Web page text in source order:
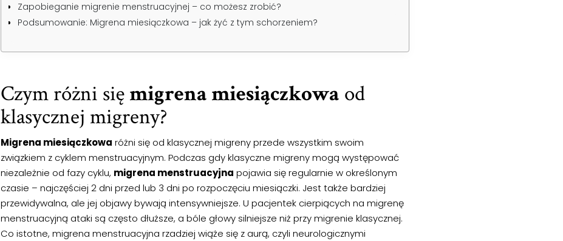
Zapobieganie migrenie menstruacyjnej – co możesz zrobić?
Podsumowanie: Migrena miesiączkowa – jak żyć z tym schorzeniem?
Czym różni się migrena miesiączkowa od
klasycznej migreny?
Migrena miesiączkowa różni się od klasycznej migreny przede wszystkim swoim
związkiem z cyklem menstruacyjnym. Podczas gdy klasyczne migreny mogą występować
niezależnie od fazy cyklu, migrena menstruacyjna pojawia się regularnie w określonym
czasie – najczęściej 2 dni przed lub 3 dni po rozpoczęciu miesiączki. Jest także bardziej
przewidywalna, ale jej objawy bywają intensywniejsze. U pacjentek cierpiących na migrenę
menstruacyjną ataki są często dłuższe, a bóle głowy silniejsze niż przy migrenie klasycznej.
Co istotne, migrena menstruacyjna rzadziej wiąże się z aurą, czyli neurologicznymi